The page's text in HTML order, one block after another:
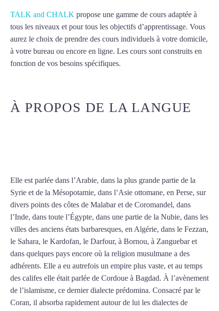
TALK and CHALK propose une gamme de cours adaptée à
tous les niveaux et pour tous les objectifs d’apprentissage. Vous
aurez le choix de prendre des cours individuels à votre domicile,
à votre bureau ou encore en ligne. Les cours sont construits en
fonction de vos besoins spécifiques.
À PROPOS DE LA LANGUE
Elle est parlée dans l’Arabie, dans la plus grande partie de la
Syrie et de la Mésopotamie, dans l’Asie ottomane, en Perse, sur
divers points des côtes de Malabar et de Coromandel, dans
l’Inde, dans toute l’Égypte, dans une partie de la Nubie, dans les
villes des anciens états barbaresques, en Algérie, dans le Fezzan,
le Sahara, le Kardofan, le Darfour, à Bornou, à Zanguebar et
dans quelques pays encore où la religion musulmane a des
adhérents. Elle a eu autrefois un empire plus vaste, et au temps
des califes elle était parlée de Cordoue à Bagdad. À l’avènement
de l’islamisme, ce dernier dialecte prédomina. Consacré par le
Coran, il absorba rapidement autour de lui les dialectes de